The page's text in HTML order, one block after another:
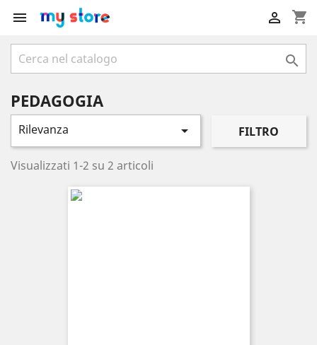
 shopping_cart


PEDAGOGIA
Rilevanza  FILTRO
Visualizzati 1-2 su 2 articoli